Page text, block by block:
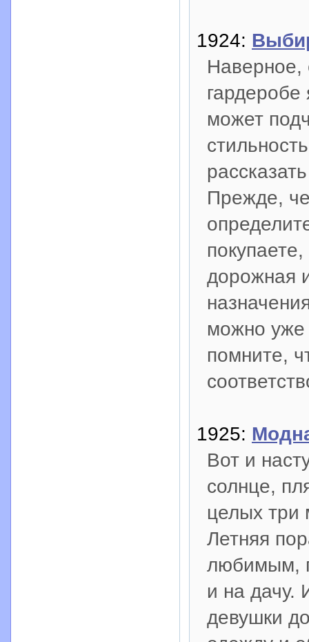
1924:
может
Прежде,
дорожная
можно уже
помните,
1925:
Вот и
солнце,
целых три
Летняя
любимым,
и на дачу.
девушки